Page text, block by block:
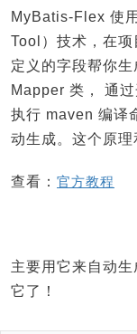
MyBatis-Flex 使
Tool）技术，在
定义的字段帮你
Mapper 类， 通
执行 maven 编译
动生成。这个原理
查看： 官方教程
主要用它来自动
它了！